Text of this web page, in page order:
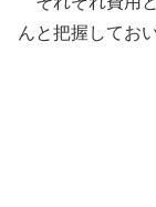
んと把握してお